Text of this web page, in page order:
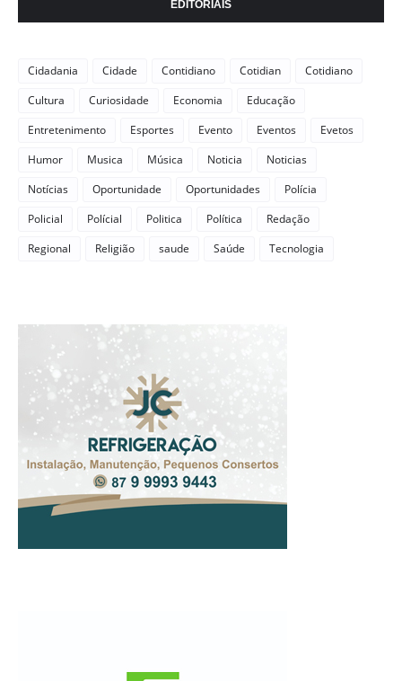
EDITORIAIS
Cidadania Cidade Contidiano Cotidian
Cotidiano
Cultura
Curiosidade Economia
Educação
Entretenimento
Esportes Evento Eventos
Evetos
Humor
Musica Música Noticia
Noticias
Notícias
Oportunidade Oportunidades
Polícia
Policial
Polícial Politica Política
Redação
Regional
Religião saude Saúde Tecnologia